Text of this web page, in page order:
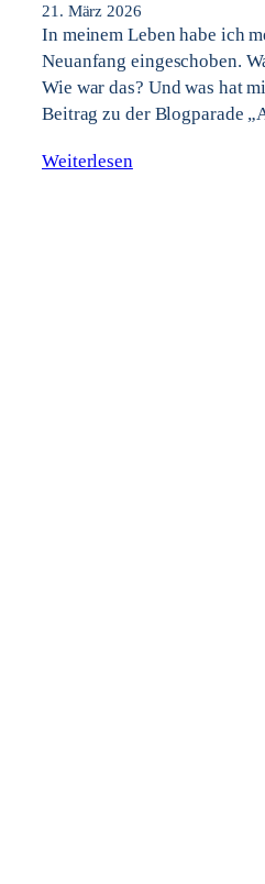
21. März 2026
In meinem Leben habe ich
Neuanfang eingeschoben.
Wie war das? Und was hat
Beitrag zu der Blogparade
Weiterlesen